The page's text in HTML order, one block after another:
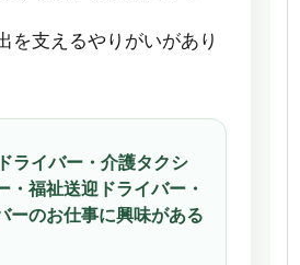
を支えるやりがいがあり
ライバー・介護タクシ
・福祉送迎ドライバー・
ーのお仕事に興味がある